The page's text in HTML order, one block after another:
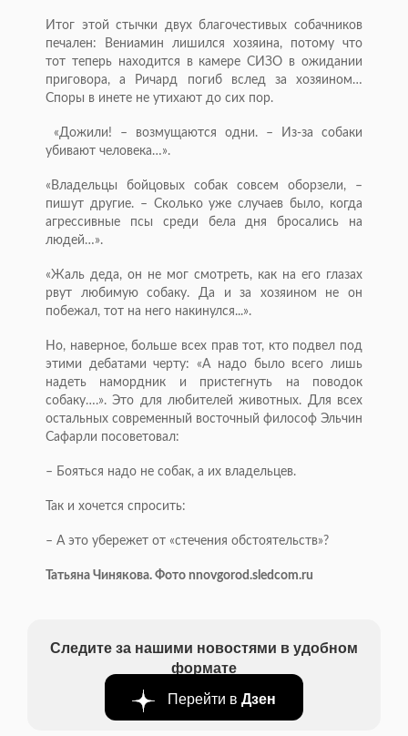
Итог этой стычки двух благочестивых собачников
печален: Вениамин лишился хозяина, потому что
тот теперь находится в камере СИЗО в ожидании
приговора, а Ричард погиб вслед за хозяином…
Споры в инете не утихают до сих пор.
«Дожили! – возмущаются одни. – Из-за собаки
убивают человека…».
«Владельцы бойцовых собак совсем оборзели, –
пишут другие. – Сколько уже случаев было, когда
агрессивные псы среди бела дня бросались на
людей…».
«Жаль деда, он не мог смотреть, как на его глазах
рвут любимую собаку. Да и за хозяином не он
побежал, тот на него накинулся...».
Но, наверное, больше всех прав тот, кто подвел под
этими дебатами черту: «А надо было всего лишь
надеть намордник и пристегнуть на поводок
собаку….». Это для любителей животных. Для всех
остальных современный восточный философ Эльчин
Сафарли посоветовал:
– Бояться надо не собак, а их владельцев.
Так и хочется спросить:
– А это убережет от «стечения обстоятельств»?
Татьяна Чинякова. Фото nnovgorod.sledcom.ru
Следите за нашими новостями в удобном
формате
Перейти в Дзен